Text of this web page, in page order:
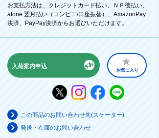
お支払方法は、クレジットカード払い、ＮＰ後払い、
atone 翌月払い（コンビニ/口座振替）、AmazonPay
決済、PayPay決済からお選びいただけます。
入荷案内申込
お気に入り
この商品のお問い合わせ先(スケーター)
発送・在庫のお問い合わせ